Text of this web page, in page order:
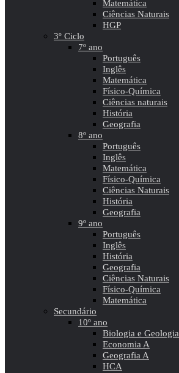
Matemática
Ciências Naturais
HGP
3º Ciclo
7º ano
Português
Inglês
Matemática
Físico-Química
Ciências naturais
História
Geografia
8º ano
Português
Inglês
Matemática
Físico-Química
Ciências Naturais
História
Geografia
9º ano
Português
Inglês
História
Geografia
Ciências Naturais
Físico-Química
Matemática
Secundário
10º ano
Biologia e Geologia
Economia A
Geografia A
HCA